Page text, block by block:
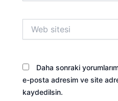
sitesi
Daha sonraki
e-posta adresim ve site
kaydedilsin.